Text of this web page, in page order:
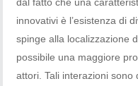
innovativi è l’esistenza di
spinge alla localizzazione
possibile una maggiore
attori. Tali interazioni